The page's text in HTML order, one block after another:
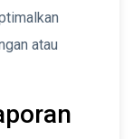
atau